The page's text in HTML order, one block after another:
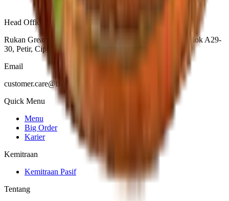
Head Office Location
Rukan Greatwall, Jl. Green Lake City Boulevard No.25 Blok A29-
30, Petir, Cipondoh, Tangerang City, Banten 15147
Email
customer.care@burgerbangorindonesia.com
Quick Menu
Menu
Big Order
Karier
Kemitraan
Kemitraan Pasif
Tentang